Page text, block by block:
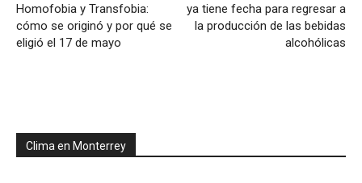
Homofobia y Transfobia:
cómo se originó y por qué se
eligió el 17 de mayo
ya tiene fecha para regresar a
la producción de las bebidas
alcohólicas
Clima en Monterrey